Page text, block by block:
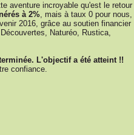
aventure incroyable qu'est le retour
à 2%, mais à taux 0 pour nous,
2016, grâce au soutien financier
Naturéo, Rustica,
L'objectif a été atteint !!
confiance.